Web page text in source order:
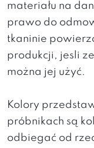
materiału na
prawo do
tkaninie
produkcji, jesli
można jej użyć.
Kolory
próbnikach są
odbiegać od